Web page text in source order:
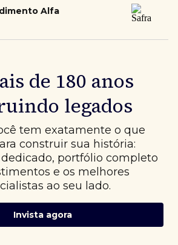
Alfa
de 180 anos
legados
tem exatamente o que
construir sua história:
portfólio completo
e os melhores
ao seu lado.
Invista agora